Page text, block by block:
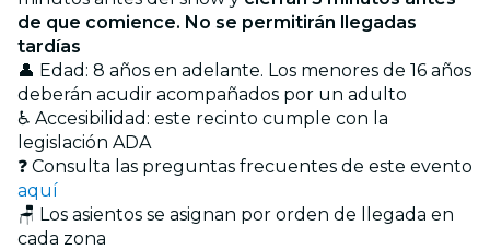
de que comience. No se permitirán llegadas
tardías
👤 Edad: 8 años en adelante. Los menores de 16 años
deberán acudir acompañados por un adulto
♿ Accesibilidad: este recinto cumple con la
legislación ADA
❓ Consulta las preguntas frecuentes de este evento
aquí
🪑 Los asientos se asignan por orden de llegada en
cada zona